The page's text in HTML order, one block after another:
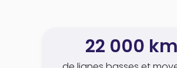
22 000 km